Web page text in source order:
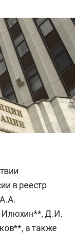
в реестр
Илюхин**, Д.И.
а также